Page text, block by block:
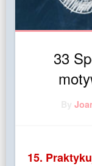
33
By
15.